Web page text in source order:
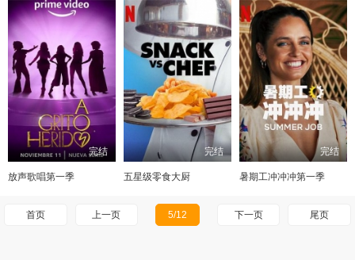
完结
放声歌唱第一季
完结
五星级零食大厨
完结
暑期工冲冲冲第一季
首页 上一页 5/12 下一页 尾页